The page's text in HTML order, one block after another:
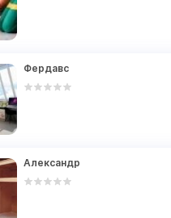
Фердавс
Александр